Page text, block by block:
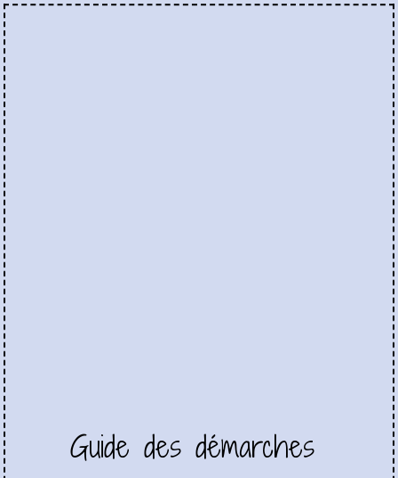
Guide des démarches